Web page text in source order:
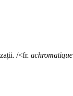
/<fr. achromatique